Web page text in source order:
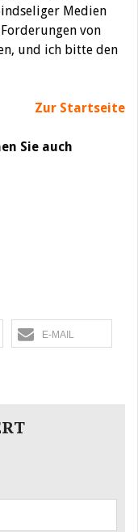
Medien
von
und ich bitte den
Zur Startseite
Sie auch
E-MAIL